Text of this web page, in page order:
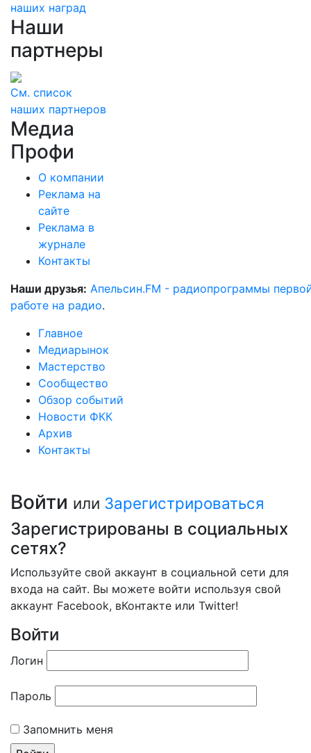
наших наград
Наши
партнеры
См. список
наших партнеров
Медиа
Профи
О компании
Реклама на
сайте
Реклама в
журнале
Контакты
Наши друзья: Апельсин.FM - радиопрограммы
работе на радио.
Главное
Медиарынок
Мастерство
Сообщество
Обзор событий
Новости ФКК
Архив
Контакты
Войти или Зарегистрироваться
Зарегистрированы в социальных
сетях?
Используйте свой аккаунт в социальной сети для
входа на сайт. Вы можете войти используя свой
аккаунт Facebook, вКонтакте или Twitter!
Войти
Логин
Пароль
Запомнить меня